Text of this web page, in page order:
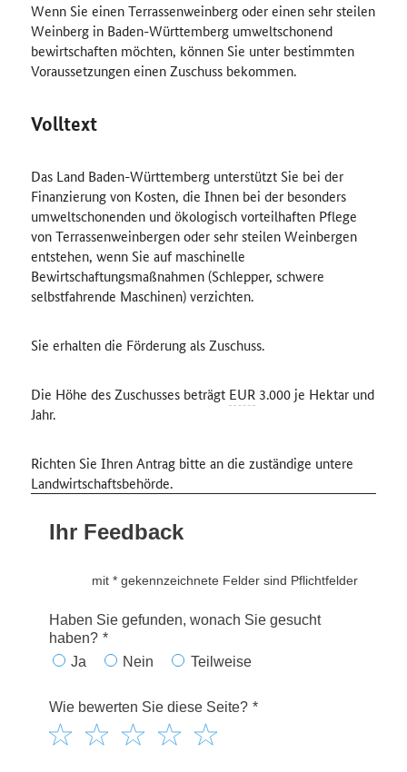
Wenn Sie einen Terrassenweinberg oder einen sehr steilen
Weinberg in Baden-Württemberg umweltschonend
bewirtschaften möchten, können Sie unter bestimmten
Voraussetzungen einen Zuschuss bekommen.
Volltext
Das Land Baden-Württemberg unterstützt Sie bei der
Finanzierung von Kosten, die Ihnen bei der besonders
umweltschonenden und ökologisch vorteilhaften Pflege
von Terrassenweinbergen oder sehr steilen Weinbergen
entstehen, wenn Sie auf maschinelle
Bewirtschaftungsmaßnahmen (Schlepper, schwere
selbstfahrende Maschinen) verzichten.
Sie erhalten die Förderung als Zuschuss.
Die Höhe des Zuschusses beträgt EUR3.000 je Hektar und
Jahr.
Richten Sie Ihren Antrag bitte an die zuständige untere
Landwirtschaftsbehörde.